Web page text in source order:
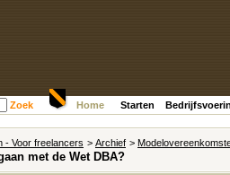
Zoek Home Starten
- Voor freelancers > Archief >
met de Wet DBA?